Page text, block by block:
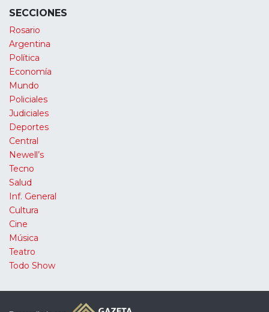
SECCIONES
Rosario
Argentina
Política
Economía
Mundo
Policiales
Judiciales
Deportes
Central
Newell’s
Tecno
Salud
Inf. General
Cultura
Cine
Música
Teatro
Todo Show